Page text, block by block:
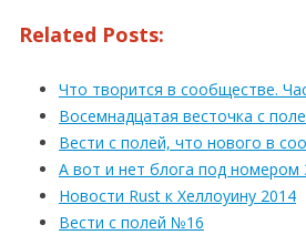
Related Posts:
Что творится в сообществе.
Восемнадцатая весточка с
Вести с полей, что нового в
А вот и нет блога под номером
Новости Rust к Хеллоуину 2014
Вести с полей №16